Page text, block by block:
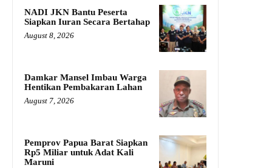
NADI JKN Bantu Peserta
Siapkan Iuran Secara Bertahap
August 8, 2026
Damkar Mansel Imbau Warga
Hentikan Pembakaran Lahan
August 7, 2026
Pemprov Papua Barat Siapkan
Rp5 Miliar untuk Adat Kali
Maruni